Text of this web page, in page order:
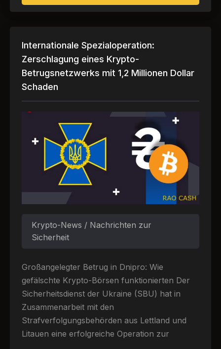
Internationale Spezialoperation:
Zerschlagung eines Krypto-
Betrugsnetzwerks mit 1,2 Millionen Dollar
Schaden
Krypto-News / Nachrichten zur
Sicherheit
Großangelegter Betrug in Dnipro: Wie
gefälschte Krypto-Börsen funktionierten Der
Sicherheitsdienst der Ukraine (SBU) hat in
Zusammenarbeit mit den
Strafverfolgungsbehörden aus Lettland und
Litauen eine erfolgreiche Operation zur